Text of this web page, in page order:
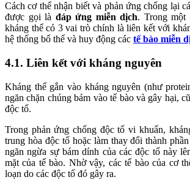
Cách cơ thể nhận biết và phản ứng chống lại
được gọi là đáp ứng miễn dịch. Trong một
kháng thể có 3 vai trò chính là liên kết với
hệ thống bổ thể và huy động các tế bào miễn
4.1. Liên kết với kháng nguyên
Kháng thể gắn vào kháng nguyên (như
ngăn chặn chúng bám vào tế bào và gây hại,
độc tố.
Trong phản ứng chống độc tố vi khuẩn,
trung hòa độc tố hoặc làm thay đổi thành
ngăn ngừa sự bám dính của các độc tố này
mặt của tế bào. Nhờ vậy, các tế bào của cơ
loạn do các độc tố đó gây ra.